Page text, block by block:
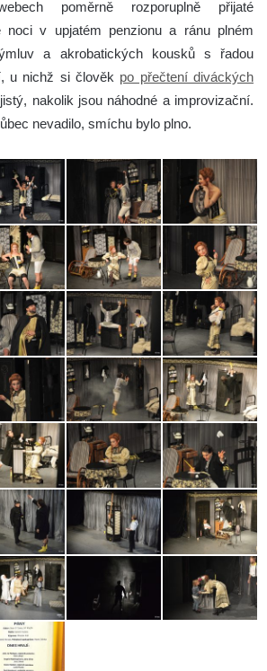
poměrně rozporuplně přijaté
noci v upjatém penzionu a ránu plném
a akrobatických kousků s řadou
u nichž si člověk po přečtení diváckých
nakolik jsou náhodné a improvizační.
nevadilo, smíchu bylo plno.